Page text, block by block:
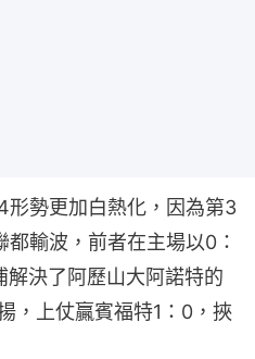
形勢更加白熱化，因為第3
輸波，前者在主場以0：
決了阿歷山大阿諾特的
，上仗贏賓福特1：0，挾